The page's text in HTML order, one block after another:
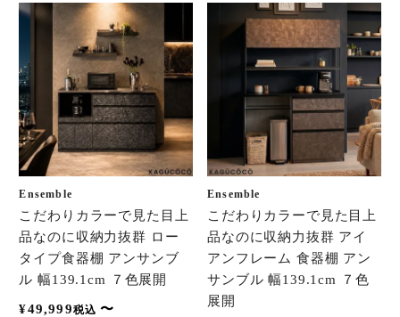
Ensemble
こだわりカラーで見た目上
品なのに収納力抜群 ロー
タイプ食器棚 アンサンブ
ル 幅139.1cm ７色展開
¥49,999税込 〜
Ensemble
こだわりカラーで見た目上
品なのに収納力抜群 アイ
アンフレーム 食器棚 アン
サンブル 幅139.1cm ７色
展開